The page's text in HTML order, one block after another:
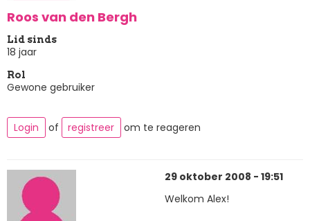
Roos van den Bergh
Lid sinds
18 jaar
Rol
Gewone gebruiker
Login of registreer om te reageren
29 oktober 2008 - 19:51
Welkom Alex!